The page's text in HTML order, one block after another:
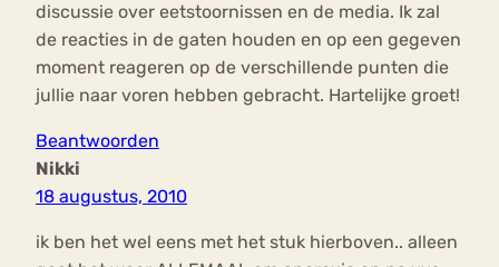
discussie over eetstoornissen en de media. Ik zal
de reacties in de gaten houden en op een gegeven
moment reageren op de verschillende punten die
jullie naar voren hebben gebracht. Hartelijke groet!
Beantwoorden
Nikki
18 augustus, 2010
ik ben het wel eens met het stuk hierboven.. alleen